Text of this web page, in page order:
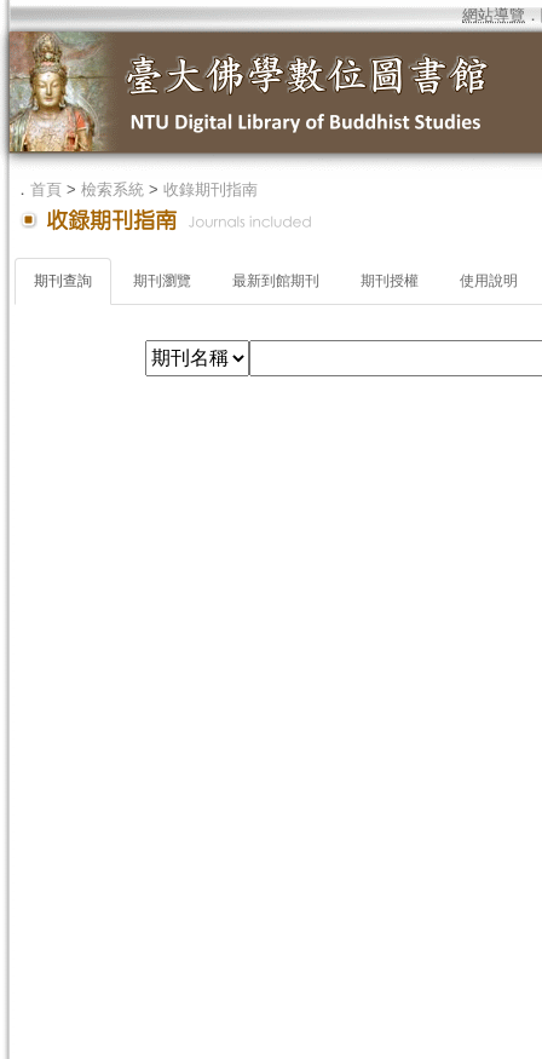
網站導覽 ．
． 首頁 > 檢索系統 > 收錄期刊指南
期刊查詢 期刊瀏覽 最新到館期刊 期刊授權 使用說明